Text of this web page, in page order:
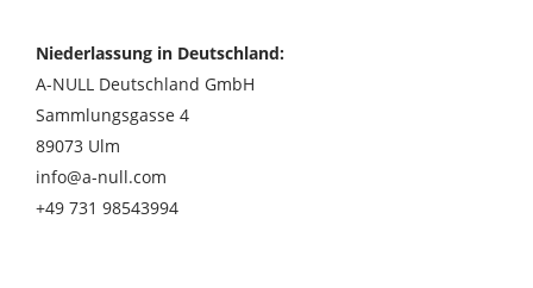
Niederlassung in Deutschland:
A-NULL Deutschland GmbH
Sammlungsgasse 4
89073 Ulm
info@a-null.com
+49 731 98543994